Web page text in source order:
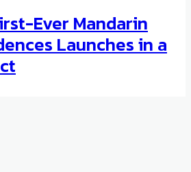
at the Four
Residences
Ever Mandarin
Launches in a